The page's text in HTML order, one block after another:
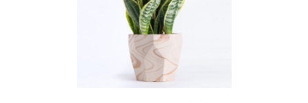
MUA HÀNG /
DETAILS